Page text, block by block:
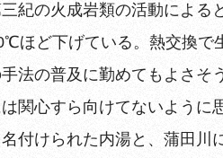
紀の火成岩類の活動による
ど下げている。熱交換で
法の普及に勤めてもよさそ
関心すら向けてないように
付けられた内湯と、蒲田川